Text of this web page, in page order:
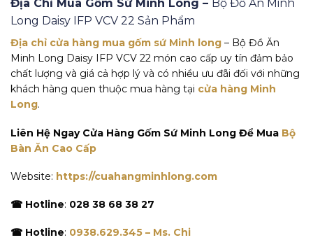
Địa Chỉ Mua Gốm Sứ Minh Long – Bộ Đồ Ăn Minh
Long Daisy IFP VCV 22 Sản Phẩm
Địa chỉ cửa hàng mua gốm sứ Minh long – Bộ Đồ Ăn
Minh Long Daisy IFP VCV 22 món cao cấp uy tín đảm bảo
chất lượng và giá cả hợp lý và có nhiều ưu đãi đối với những
khách hàng quen thuộc mua hàng tại cửa hàng Minh
Long.
Liên Hệ Ngay Cửa Hàng Gốm Sứ Minh Long Để Mua Bộ
Bàn Ăn Cao Cấp
Website: https://cuahangminhlong.com
☎ Hotline: 028 38 68 38 27
☎ Hotline: 0938.629.345 – Ms. Chi